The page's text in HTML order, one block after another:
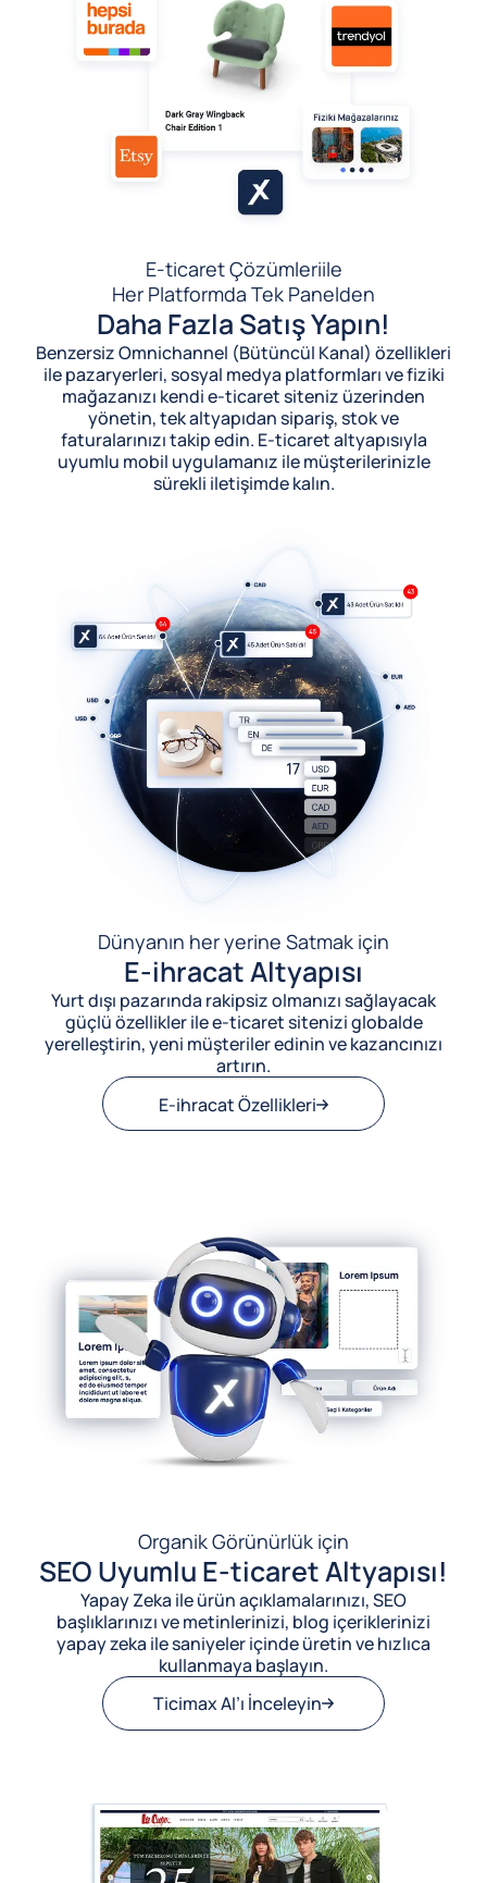
E-ticaret Çözümleriile
Her Platformda Tek Panelden
Daha Fazla Satış Yapın!
Benzersiz Omnichannel (Bütüncül Kanal) özellikleri
ile pazaryerleri, sosyal medya platformları ve fiziki
mağazanızı kendi e-ticaret siteniz üzerinden
yönetin, tek altyapıdan sipariş, stok ve
faturalarınızı takip edin. E-ticaret altyapısıyla
uyumlu mobil uygulamanız ile müşterilerinizle
sürekli iletişimde kalın.
Dünyanın her yerine Satmak için
E-ihracat Altyapısı
Yurt dışı pazarında rakipsiz olmanızı sağlayacak
güçlü özellikler ile e-ticaret sitenizi globalde
yerelleştirin, yeni müşteriler edinin ve kazancınızı
artırın.
E-ihracat Özellikleri
Organik Görünürlük için
SEO Uyumlu E-ticaret Altyapısı!
Yapay Zeka ile ürün açıklamalarınızı, SEO
başlıklarınızı ve metinlerinizi, blog içeriklerinizi
yapay zeka ile saniyeler içinde üretin ve hızlıca
kullanmaya başlayın.
Ticimax AI’ı İnceleyin